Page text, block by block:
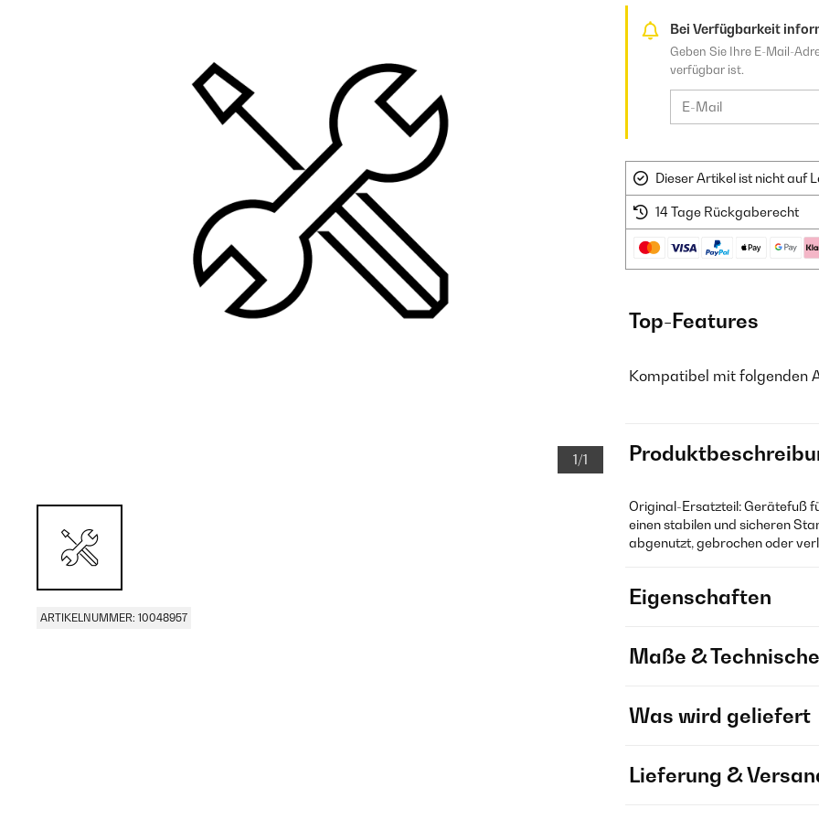
1/1
ARTIKELNUMMER: 10048957
Bei Verfügbarkeit
Geben Sie Ihre E-Mail-
verfügbar ist.
Dieser Artikel ist nicht auf
14 Tage Rückgaberecht
Top-Features
Kompatibel mit folgenden
Original-Ersatzteil: Gerätefuß
einen stabilen und sicheren
abgenutzt, gebrochen oder
Eigenschaften
Maße &
Was wird geliefert
Lieferung &